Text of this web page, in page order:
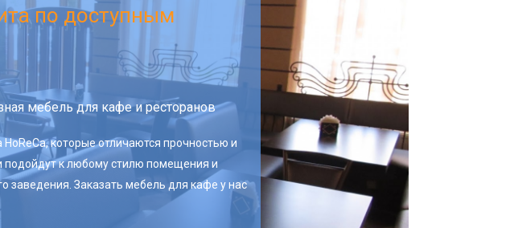
по доступным
мебель для кафе и ресторанов
которые отличаются прочностью и
к любому стилю помещения и
заведения. Заказать мебель для кафе у нас